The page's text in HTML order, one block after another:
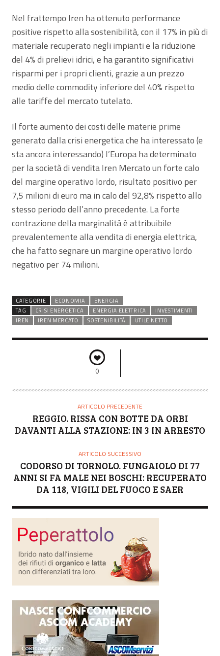
Nel frattempo Iren ha ottenuto performance
positive rispetto alla sostenibilità, con il 17% in più di
materiale recuperato negli impianti e la riduzione
del 4% di prelievi idrici, e ha garantito significativi
risparmi per i propri clienti, grazie a un prezzo
medio delle commodity inferiore del 40% rispetto
alle tariffe del mercato tutelato.
Il forte aumento dei costi delle materie prime
generato dalla crisi energetica che ha interessato (e
sta ancora interessando) l’Europa ha determinato
per la società di vendita Iren Mercato un forte calo
del margine operativo lordo, risultato positivo per
7,5 milioni di euro ma in calo del 92,8% rispetto allo
stesso periodo dell’anno precedente. La forte
contrazione della marginalità è attribuibile
prevalentemente alla vendita di energia elettrica,
che ha fatto segnare un margine operativo lordo
negativo per 74 milioni.
CATEGORIE ECONOMIA
ENERGIA
TAG
CRISI ENERGETICA ENERGIA ELETTRICA
INVESTIMENTI
IREN
IREN MERCATO SOSTENIBILITÀ UTILE NETTO
0
ARTICOLO PRECEDENTE
REGGIO. RISSA CON BOTTE DA ORBI
DAVANTI ALLA STAZIONE: IN 3 IN ARRESTO
ARTICOLO SUCCESSIVO
CODORSO DI TORNOLO. FUNGAIOLO DI 77
ANNI SI FA MALE NEI BOSCHI: RECUPERATO
DA 118, VIGILI DEL FUOCO E SAER